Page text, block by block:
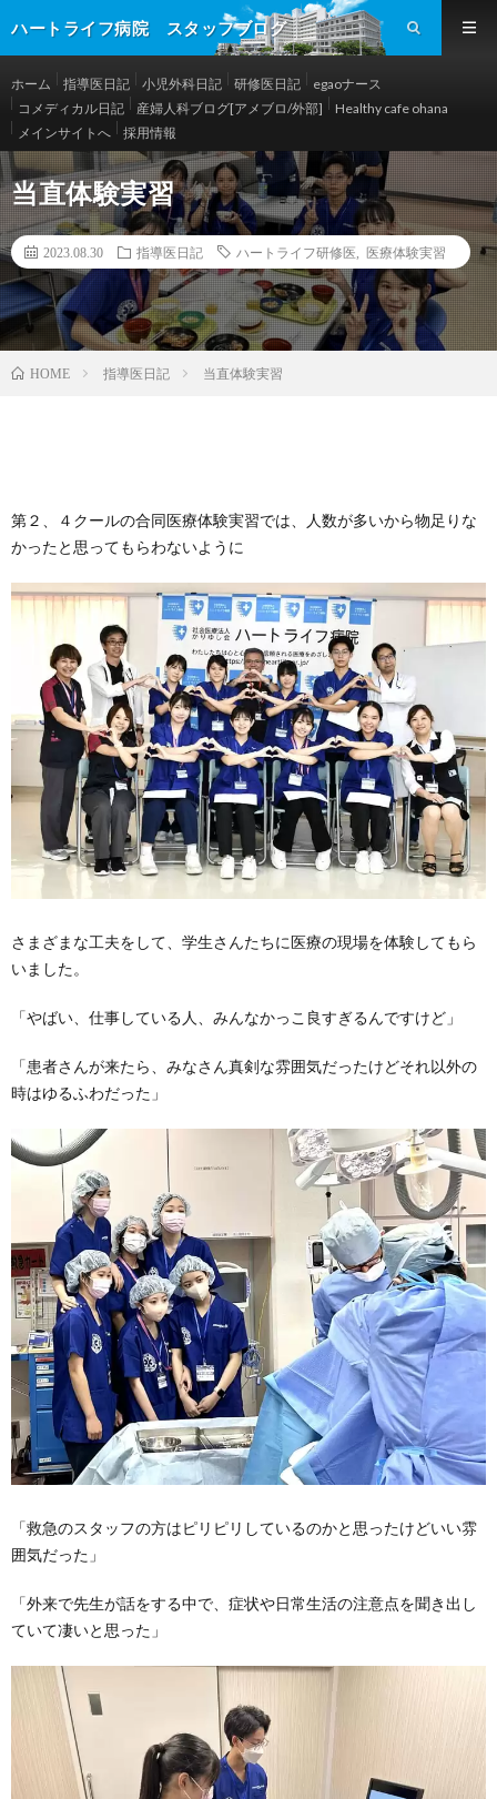
ハートライフ病院 スタッフブログ
ホーム 指導医日記 小児外科日記 研修医日記
egaoナース
コメディカル日記
産婦人科ブログ[アメブロ/外部]
Healthy cafe ohana
メインサイトへ
採用情報
当直体験実習
2023.08.30 指導医日記 ハートライフ研修医 医療体験実習
HOME 指導医日記 当直体験実習
第２、４クールの合同医療体験実習では、人数が多いから物足りな
かったと思ってもらわないように
さまざまな工夫をして、学生さんたちに医療の現場を体験してもら
いました。
「やばい、仕事している人、みんなかっこ良すぎるんですけど」
「患者さんが来たら、みなさん真剣な雰囲気だったけどそれ以外の
時はゆるふわだった」
「救急のスタッフの方はピリピリしているのかと思ったけどいい雰
囲気だった 」
「外来で先生が話をする中で、症状や日常生活の注意点を聞き出し
ていて凄いと思った」